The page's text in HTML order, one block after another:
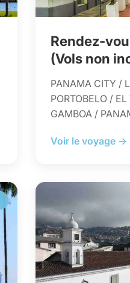
Rendez-
(Vols non
PANAMA CITY /
PORTOBELO /
GAMBOA /
Voir le voyage →